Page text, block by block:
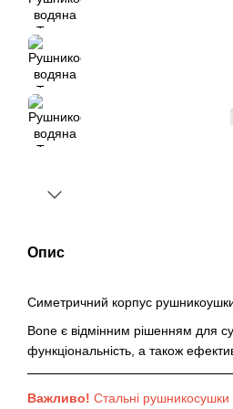
Опис
Симетричний корпус рушникоушки
Bone є відмінним рішенням для
функціональність, а також
Важливо! Стальні